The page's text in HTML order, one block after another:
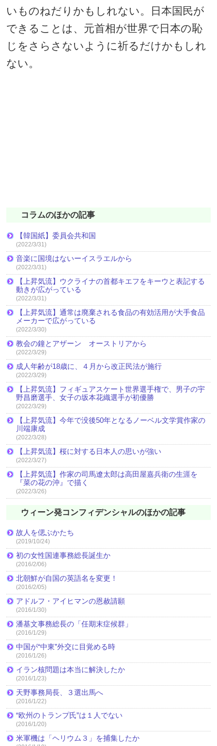
いものねだりかもしれない。日本国民が
できることは、元首相が世界で日本の恥
じをさらさないように祈るだけかもしれ
ない。
コラムのほかの記事
【韓国紙】委員会共和国
(2022/3/31)
音楽に国境はないーイスラエルから
(2022/3/31)
【上昇気流】ウクライナの首都キエフをキーウと表記する
動きが広がっている
(2022/3/31)
【上昇気流】通常は廃棄される食品の有効活用が大手食品
メーカーで広がっている
(2022/3/30)
教会の鐘とアザーン オーストリアから
(2022/3/29)
成人年齢が18歳に、４月から改正民法が施行
(2022/3/29)
【上昇気流】フィギュアスケート世界選手権で、男子の宇
野昌磨選手、女子の坂本花織選手が初優勝
(2022/3/29)
【上昇気流】今年で没後50年となるノーベル文学賞作家の
川端康成
(2022/3/28)
【上昇気流】桜に対する日本人の思いが強い
(2022/3/27)
【上昇気流】作家の司馬遼太郎は高田屋嘉兵衛の生涯を
『菜の花の沖』で描く
(2022/3/26)
ウィーン発コンフィデンシャルのほかの記事
故人を偲ぶかたち
(2019/10/24)
初の女性国連事務総長誕生か
(2016/2/06)
北朝鮮が自国の英語名を変更！
(2016/2/05)
アドルフ・アイヒマンの恩赦請願
(2016/1/30)
潘基文事務総長の「任期末症候群」
(2016/1/29)
中国が“中東”外交に目覚める時
(2016/1/26)
イラン核問題は本当に解決したか
(2016/1/23)
天野事務局長、３選出馬へ
(2016/1/22)
“欧州のトランプ氏”は１人でない
(2016/1/20)
米軍機は「ヘリウム３」を捕集したか